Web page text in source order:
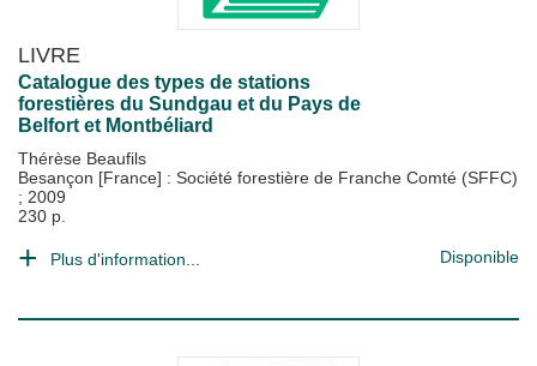
LIVRE
Catalogue des types de stations
forestières du Sundgau et du Pays de
Belfort et Montbéliard
Thérèse Beaufils
Besançon [France] : Société forestière de Franche Comté (SFFC)
; 2009
230 p.
Plus d'information... Disponible